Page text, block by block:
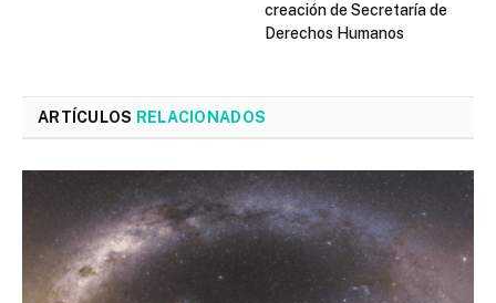
creación de Secretaría de
Derechos Humanos
ARTÍCULOS RELACIONADOS